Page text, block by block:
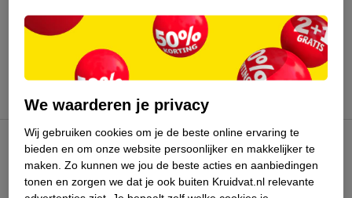
augustus 2026.
Kruidvat Club
We waarderen je privacy
Wij gebruiken cookies om je de beste online ervaring te
bieden en om onze website persoonlijker en makkelijker te
maken. Zo kunnen we jou de beste acties en aanbiedingen
tonen en zorgen we dat je ook buiten Kruidvat.nl relevante